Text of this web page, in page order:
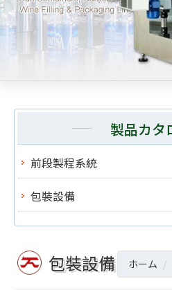
製品カタ
前段製程系統
包裝設備
包裝設備 ホーム